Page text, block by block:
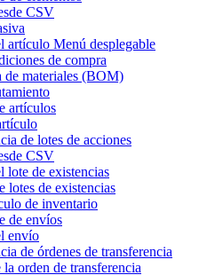
CSV
artículo Menú desplegable
de compra
de materiales (BOM)
artículos
de lotes de acciones
CSV
lote de existencias
lotes de existencias
de inventario
de envíos
envío
de órdenes de transferencia
la orden de transferencia